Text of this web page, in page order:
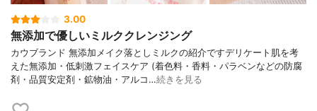
3.00
無添加で優しいミルククレンジング
カウブランド 無添加メイク落としミルクの紹介ですデリケート肌を考
えた無添加・低刺激フェイスケア (着色料・香料・パラベンなどの防腐
剤・品質安定剤・鉱物油・アルコ…続きを見る